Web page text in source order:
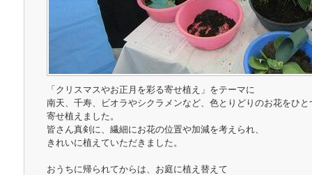
「クリスマスやお正月を彩る寄せ植え」をテーマに
南天、千寿、ビオラやシクラメンなど、色とりどりのお花をひと
寄せ植えました。
皆さん真剣に、繊細にお花の位置や加減を考えられ、
きれいに植えていただきました。
おうちに帰られてからは、お庭に植え替えて